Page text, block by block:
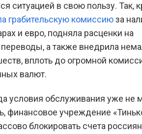
ситуацией в свою пользу. Так,
грабительскую комиссиюза
и евро, подняла расценки на
а также внедрила
вплоть до огромной
валют.
условия обслуживания уже не
финансовое учреждение
блокировать счета